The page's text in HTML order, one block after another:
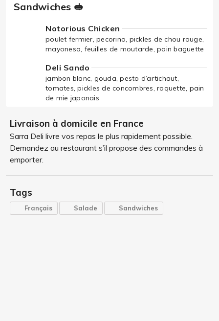
Sandwiches 🥪
Notorious Chicken
poulet fermier, pecorino, pickles de chou rouge,
mayonesa, feuilles de moutarde, pain baguette
Deli Sando
jambon blanc, gouda, pesto d’artichaut,
tomates, pickles de concombres, roquette, pain
de mie japonais
Livraison à domicile en France
Sarra Deli livre vos repas le plus rapidement possible.
Demandez au restaurant s’il propose des commandes à
emporter.
Tags
Français Salade Sandwiches